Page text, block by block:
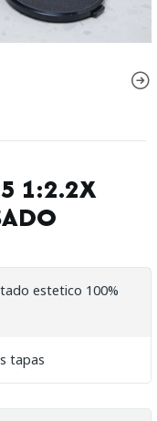
1:2.2X
estetico 100%
tapas